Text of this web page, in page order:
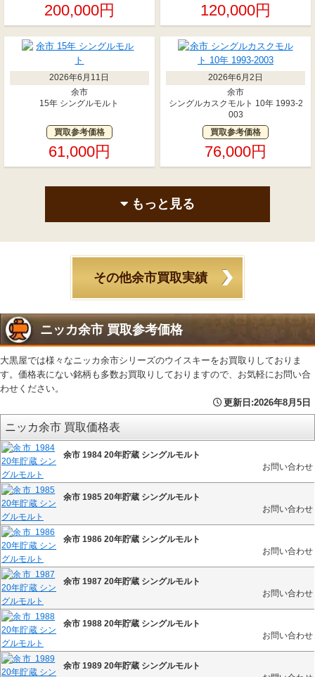
200,000円 120,000円
2026年6月11日
余市
15年 シングルモルト
買取参考価格
61,000円
2026年6月2日
余市
シングルカスクモルト 10年 1993-2
003
買取参考価格
76,000円
もっと見る
その他余市買取実績
ニッカ余市 買取参考価格
大黒屋では様々なニッカ余市シリーズのウイスキーをお買取りしておりま
す。価格表にない銘柄も多数お買取りしておりますので、お気軽にお問い合
わせください。
更新日:2026年8月5日
ニッカ余市 買取価格表
余市 1984 20年貯蔵 シングルモルト
お問い合わせ
余市 1985 20年貯蔵 シングルモルト
お問い合わせ
余市 1986 20年貯蔵 シングルモルト
お問い合わせ
余市 1987 20年貯蔵 シングルモルト
お問い合わせ
余市 1988 20年貯蔵 シングルモルト
お問い合わせ
余市 1989 20年貯蔵 シングルモルト